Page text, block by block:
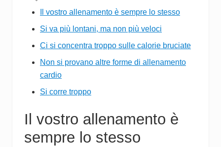
Il vostro allenamento è sempre lo stesso
Si va più lontani, ma non più veloci
Ci si concentra troppo sulle calorie bruciate
Non si provano altre forme di allenamento
cardio
Si corre troppo
Il vostro allenamento è
sempre lo stesso